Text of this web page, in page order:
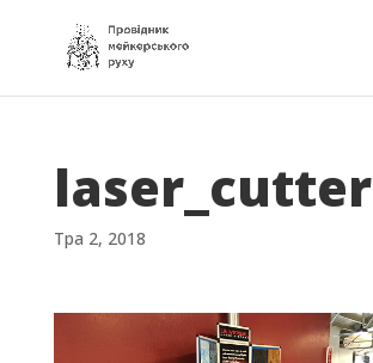
laser_cutter
Тра 2, 2018